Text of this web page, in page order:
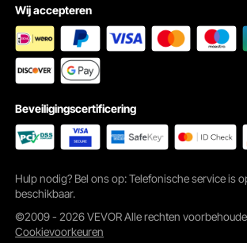
Het lichtgewicht lichaam maakt het werken moeiteloos
energie op taken te richten in plaats van uw
Wij accepteren
Beveiligingscertificering
Hulp nodig? Bel ons op: Telefonische service is
beschikbaar.
©2009 - 2026 VEVOR Alle rechten
Cookievoorkeuren